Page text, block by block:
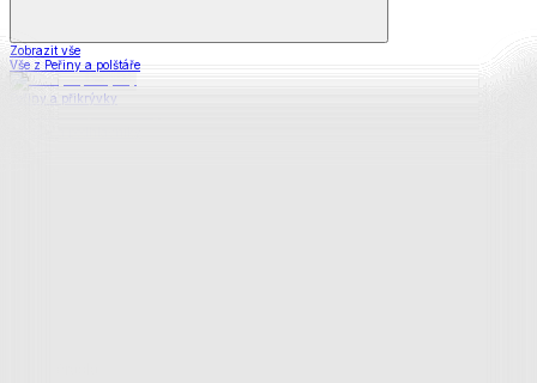
Zobrazit vše
Vše z Peřiny a polštáře
Peřiny a přikrývky